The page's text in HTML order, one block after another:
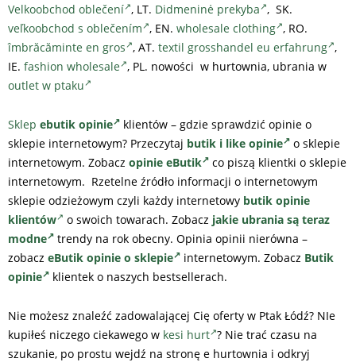
Velkoobchod oblečení , LT. Didmeninė prekyba , SK.
veľkoobchod s oblečením , EN. wholesale clothing , RO.
îmbrăcăminte en gros , AT. textil grosshandel eu erfahrung ,
IE. fashion wholesale , PL. nowości w hurtownia, ubrania w
outlet w ptaku
Sklep ebutik opinie
klientów – gdzie sprawdzić opinie o
sklepie internetowym? Przeczytaj butik i like opinie
o sklepie
internetowym. Zobacz opinie eButik
co piszą klientki o sklepie
internetowym. Rzetelne źródło informacji o internetowym
sklepie odzieżowym czyli każdy internetowy butik opinie
klientów
o swoich towarach. Zobacz jakie ubrania są teraz
modne
trendy na rok obecny. Opinia opinii nierówna –
zobacz eButik opinie o sklepie internetowym. Zobacz Butik
opinie
klientek o naszych bestsellerach.
Nie możesz znaleźć zadowalającej Cię oferty w Ptak Łódź? NIe
kupiłeś niczego ciekawego w kesi hurt ? Nie trać czasu na
szukanie, po prostu wejdź na stronę e hurtownia i odkryj